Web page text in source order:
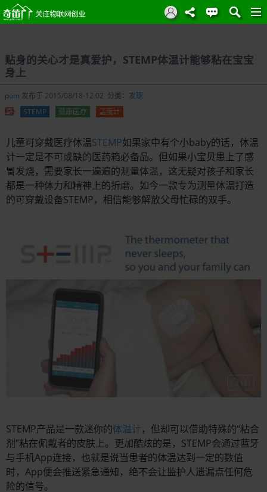
贴身的关心才是真爱护，STEMP体温计能够粘在宝宝
身上
pom 发布于 2015/08/18-12:02 分类： 发现
STEMP
健康医疗 温度计
儿童可穿戴医疗体温STEMP如果家中有个小baby的话，体温
计一定是不可或缺的医药箱必备品。但如果小宝贝患上了感
冒发烧，需要家长一遍遍的测量体温，这无疑对孩子和家长
都是一种体力和精神上的折磨。如今一款专为测量体温打造
的可穿戴设备STEMP，相信能够解放父母忙碌的双手。
STEMP产品是一款迷你的体温计，但却可以借助特殊的“粘合
剂”粘在佩戴者的皮肤上。更加酷炫的是，STEMP会通过蓝牙
与手机App连接，也就是说当患者的体温达到一定的数值
时，App便会推送紧急通知，绝不会让监护人遗漏点任何危
险的信号。